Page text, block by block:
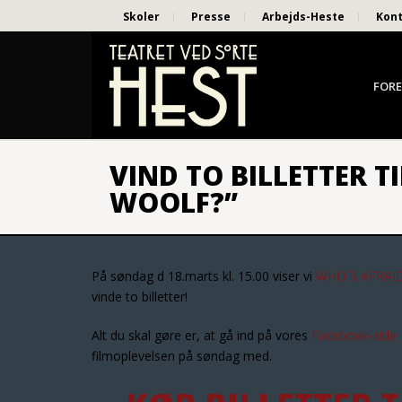
Skoler Presse Arbejds-Heste
VIND TO BILLETTER
WOOLF?”
På søndag d 18.marts kl. 15.00 viser vi WHO´S
vinde to billetter!
Alt du skal gøre er, at gå ind på vores Facebook-side
filmoplevelsen på søndag med.